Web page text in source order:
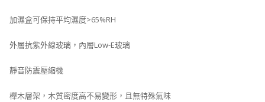
加濕盒可保持平均濕度>65%RH
外層抗紫外線玻璃，內層Low-E玻璃
靜音防震壓縮機
櫸木層架，木質密度高不易變形，且無特殊氣味